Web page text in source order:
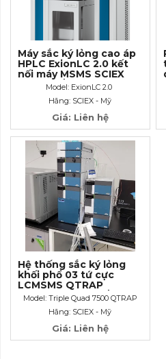
Máy sắc ký lỏng cao áp
HPLC ExionLC 2.0 kết
nối máy MSMS SCIEX
(860 bar/ 12.473 PSI)
Model: ExionLC 2.0
Hãng: SCIEX - Mỹ
Giá: Liên hệ
Hệ thống sắc ký lỏng
khối phổ 03 tứ cực
LCMSMS QTRAP
Ready_độ nhạy S/N >
3.000.000:1
Model: Triple Quad 7500 QTRAP
Ready
Hãng: SCIEX - Mỹ
Giá: Liên hệ